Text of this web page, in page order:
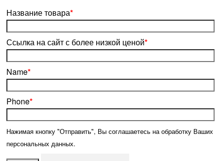
Название товара*
Ссылка на сайт с более низкой ценой*
Name*
Phone*
Нажимая кнопку "Отправить", Вы соглашаетесь на обработку Ваших
персональных данных.